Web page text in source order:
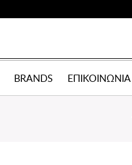
BRANDS ΕΠΙΚΟΙΝΩΝΙΑ